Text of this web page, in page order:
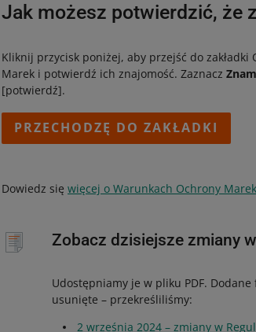
Jak możesz potwierdzić, że
Kliknij przycisk poniżej, aby przejść do
Marek i potwierdź ich znajomość. Zaznacz
[potwierdź].
PRZECHODZĘ DO ZAKŁADKI
Dowiedz się więcej o Warunkach Ochrony Marek
Zobacz dzisiejsze zmiany
Udostępniamy je w pliku PDF.
usunięte – przekreśliliśmy:
2 września 2024 – zmiany w